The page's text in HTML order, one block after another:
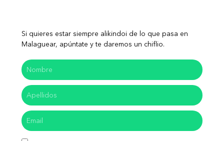
Si quieres estar siempre alikindoi de lo que pasa en
Malaguear, apúntate y te daremos un chiflio.